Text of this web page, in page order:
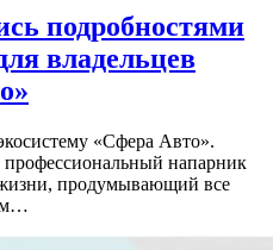
подробностями
владельцев
«Сфера Авто».
напарник
продумывающий все